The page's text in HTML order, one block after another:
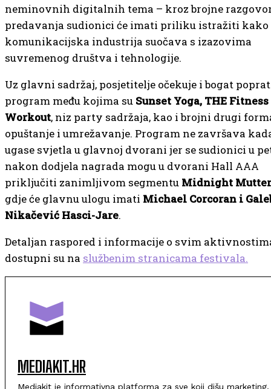
neminovnih digitalnih tema – kroz brojne
predavanja sudionici će imati priliku istražiti kako
komunikacijska industrija suočava s izazovima
suvremenog društva i tehnologije.
Uz glavni sadržaj, posjetitelje očekuje i bogat
program među kojima su Sunset Yoga, THE Fitness
Workout, niz party sadržaja, kao i brojni drugi
opuštanje i umrežavanje. Program ne završava
ugase svjetla u glavnoj dvorani jer se sudionici u
nakon dodjela nagrada mogu u dvorani Hall AAA
priključiti zanimljivom segmentu Midnight
gdje će glavnu ulogu imati Michael Corcoran i
Nikačević Hasci-Jare.
Detaljan raspored i informacije o svim
dostupni su na službenim stranicama festivala.
MEDIAKIT.HR
Mediakit je informativna platforma za sve koji dišu marketing,